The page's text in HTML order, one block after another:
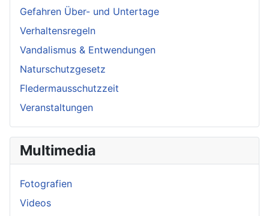
Gefahren Über- und Untertage
Verhaltensregeln
Vandalismus & Entwendungen
Naturschutzgesetz
Fledermausschutzzeit
Veranstaltungen
Multimedia
Fotografien
Videos